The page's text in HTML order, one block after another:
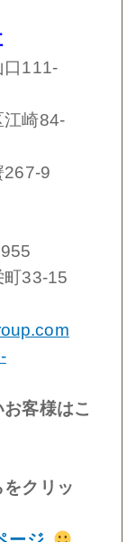
111-
崎84-
蟹267-9
町33-15
客様はこ
クリッ